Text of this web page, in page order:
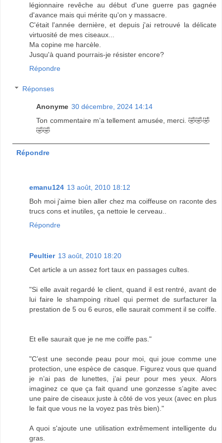
légionnaire revêche au début d'une guerre pas gagnée
d'avance mais qui mérite qu'on y massacre.
C'était l'année dernière, et depuis j'ai retrouvé la délicate
virtuosité de mes ciseaux...
Ma copine me harcèle.
Jusqu'à quand pourrais-je résister encore?
Répondre
Réponses
Anonyme 30 décembre, 2024 14:14
Ton commentaire m’a tellement amusée, merci. 🤣🤣🤣
🤣🤣
Répondre
emanu124 13 août, 2010 18:12
Boh moi j'aime bien aller chez ma coiffeuse on raconte des
trucs cons et inutiles, ça nettoie le cerveau..
Répondre
Peultier 13 août, 2010 18:20
Cet article a un assez fort taux en passages cultes.
"Si elle avait regardé le client, quand il est rentré, avant de
lui faire le shampoing rituel qui permet de surfacturer la
prestation de 5 ou 6 euros, elle saurait comment il se coiffe.
Et elle saurait que je ne me coiffe pas."
"C’est une seconde peau pour moi, qui joue comme une
protection, une espèce de casque. Figurez vous que quand
je n’ai pas de lunettes, j’ai peur pour mes yeux. Alors
imaginez ce que ça fait quand une gonzesse s’agite avec
une paire de ciseaux juste à côté de vos yeux (avec en plus
le fait que vous ne la voyez pas très bien)."
A quoi s'ajoute une utilisation extrêmement intelligente du
gras.